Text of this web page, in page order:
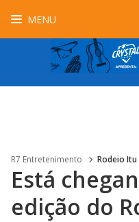
MENU
R7 Entretenimento Rodeio Itu
Está
edição do